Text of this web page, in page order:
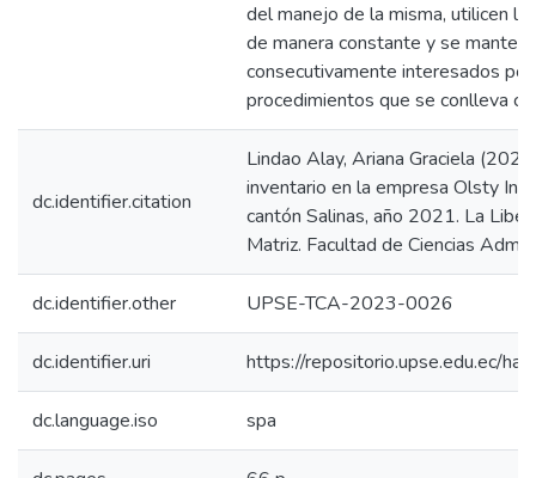
del manejo de la misma, utilicen la
de manera constante y se
consecutivamente interesados
procedimientos que se conlleva
dc.identifier.citation
Lindao Alay, Ariana Graciela
inventario en la empresa Olsty
cantón Salinas, año 2021. La
Matriz. Facultad de Ciencias
dc.identifier.other UPSE-TCA-2023-0026
dc.identifier.uri https://repositorio.upse.edu.ec/
dc.language.iso spa